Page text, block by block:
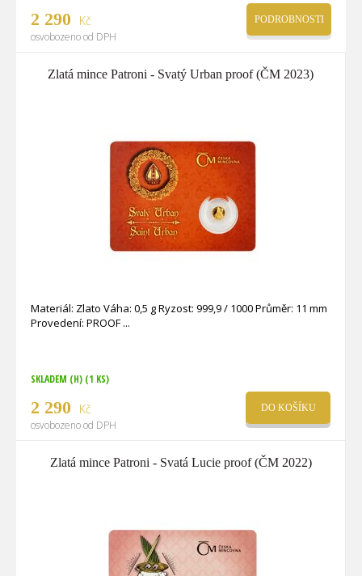
2 290 Kč
osvobozeno od DPH
PODROBNOSTI
Zlatá mince Patroni - Svatý Urban proof (ČM 2023)
Materiál: Zlato Váha: 0,5 g Ryzost: 999,9 / 1000 Průměr: 11 mm
Provedení: PROOF
SKLADEM (H) (1 KS)
2 290 Kč
osvobozeno od DPH
DO KOŠÍKU
Zlatá mince Patroni - Svatá Lucie proof (ČM 2022)